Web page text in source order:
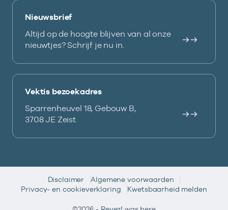
Nieuwsbrief
Altijd op de hoogte blijven van al onze
nieuwtjes? Schrijf je nu in.
Vektis bezoekadres
Sparrenheuvel 18, Gebouw B,
3708 JE Zeist
Disclaimer
Algemene voorwaarden
Privacy- en cookieverklaring
Kwetsbaarheid melden